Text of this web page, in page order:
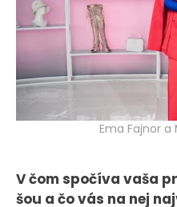
Ema Fajnor a
V čom spočíva vaša
šou a čo vás na nej